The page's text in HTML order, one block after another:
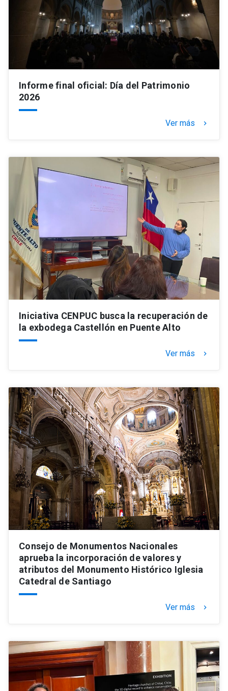
Informe final oficial: Día del Patrimonio
2026
Ver más keyboard_arrow_right
Iniciativa CENPUC busca la recuperación de
la exbodega Castellón en Puente Alto
Ver más keyboard_arrow_right
Consejo de Monumentos Nacionales
aprueba la incorporación de valores y
atributos del Monumento Histórico Iglesia
Catedral de Santiago
Ver más keyboard_arrow_right